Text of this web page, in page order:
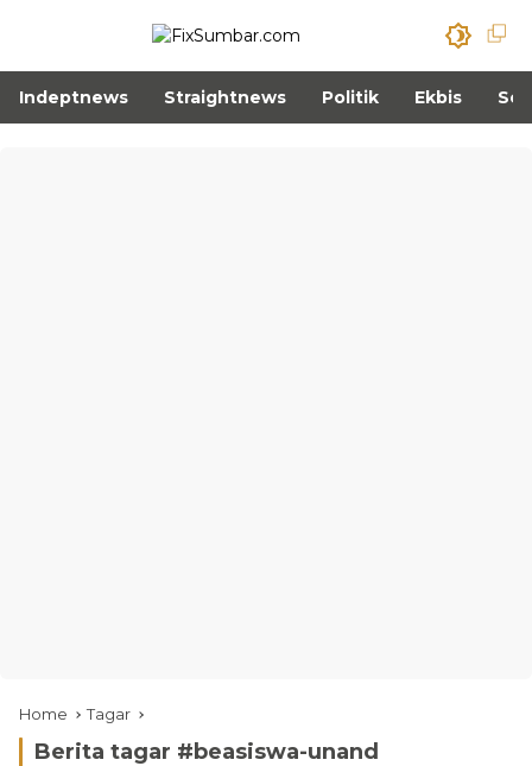
Indeptnews Straightnews Politik Ekbis
Home Tagar
Berita tagar #beasiswa-unand